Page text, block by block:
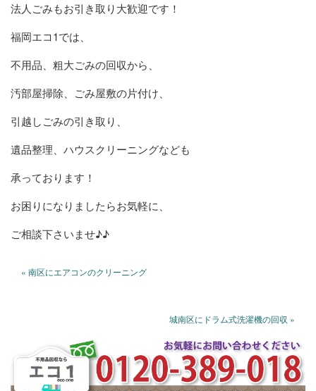
法人ごみもお引き取り大歓迎です！
福岡エコ1では、
不用品、粗大ごみの回収から、
汚部屋掃除、ごみ屋敷の片付け、
引越しごみの引き取り、
遺品整理、ハウスクリーニングなども
承っております！
お困りになりましたらお気軽に、
ご相談下さいませ♪♪
« 南区にエアコンのクリーニング
城南区にドラム式洗濯機の回収 »